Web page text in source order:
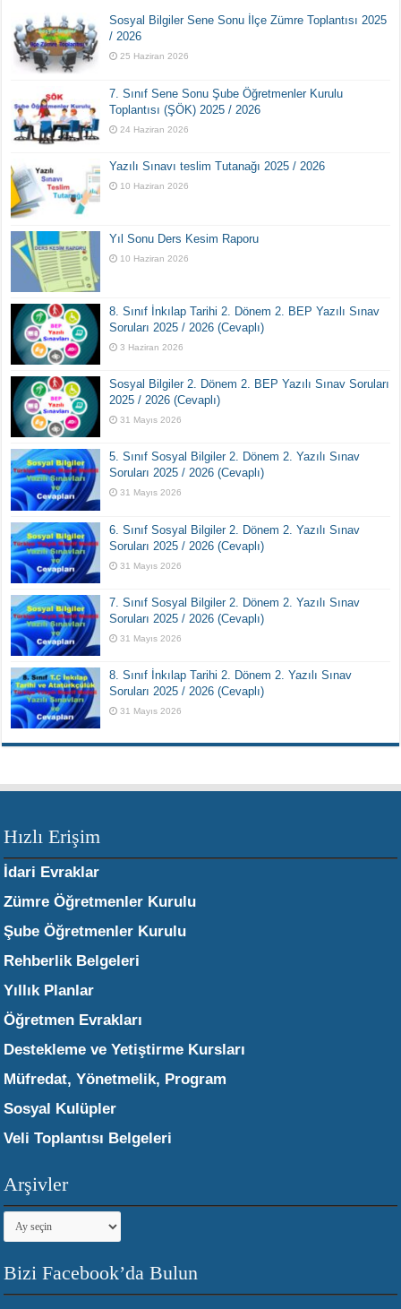
Sosyal Bilgiler Sene Sonu İlçe Zümre Toplantısı 2025
/ 2026
25 Haziran 2026
7. Sınıf Sene Sonu Şube Öğretmenler Kurulu
Toplantısı (ŞÖK) 2025 / 2026
24 Haziran 2026
Yazılı Sınavı teslim Tutanağı 2025 / 2026
10 Haziran 2026
Yıl Sonu Ders Kesim Raporu
10 Haziran 2026
8. Sınıf İnkılap Tarihi 2. Dönem 2. BEP Yazılı Sınav
Soruları 2025 / 2026 (Cevaplı)
3 Haziran 2026
Sosyal Bilgiler 2. Dönem 2. BEP Yazılı Sınav Soruları
2025 / 2026 (Cevaplı)
31 Mayıs 2026
5. Sınıf Sosyal Bilgiler 2. Dönem 2. Yazılı Sınav
Soruları 2025 / 2026 (Cevaplı)
31 Mayıs 2026
6. Sınıf Sosyal Bilgiler 2. Dönem 2. Yazılı Sınav
Soruları 2025 / 2026 (Cevaplı)
31 Mayıs 2026
7. Sınıf Sosyal Bilgiler 2. Dönem 2. Yazılı Sınav
Soruları 2025 / 2026 (Cevaplı)
31 Mayıs 2026
8. Sınıf İnkılap Tarihi 2. Dönem 2. Yazılı Sınav
Soruları 2025 / 2026 (Cevaplı)
31 Mayıs 2026
Hızlı Erişim
İdari Evraklar
Zümre Öğretmenler Kurulu
Şube Öğretmenler Kurulu
Rehberlik Belgeleri
Yıllık Planlar
Öğretmen Evrakları
Destekleme ve Yetiştirme Kursları
Müfredat, Yönetmelik, Program
Sosyal Kulüpler
Veli Toplantısı Belgeleri
Arşivler
Arşivler
Bizi Facebook’da Bulun